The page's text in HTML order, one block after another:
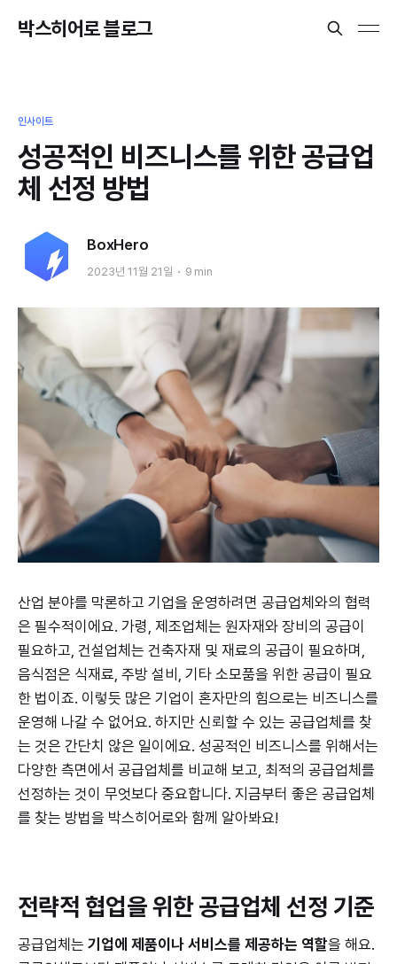
박스히어로 블로그
인사이트
성공적인 비즈니스를 위한 공급업
체 선정 방법
BoxHero
2023년 11월 21일 9 min
산업 분야를 막론하고 기업을 운영하려면 공급업체와의 협력
은 필수적이에요. 가령, 제조업체는 원자재와 장비의 공급이
필요하고, 건설업체는 건축자재 및 재료의 공급이 필요하며,
음식점은 식재료, 주방 설비, 기타 소모품을 위한 공급이 필요
한 법이죠. 이렇듯 많은 기업이 혼자만의 힘으로는 비즈니스를
운영해 나갈 수 없어요. 하지만 신뢰할 수 있는 공급업체를 찾
는 것은 간단치 않은 일이에요. 성공적인 비즈니스를 위해서는
다양한 측면에서 공급업체를 비교해 보고, 최적의 공급업체를
선정하는 것이 무엇보다 중요합니다. 지금부터 좋은 공급업체
를 찾는 방법을 박스히어로와 함께 알아봐요!
전략적 협업을 위한 공급업체 선정 기준
공급업체는 기업에 제품이나 서비스를 제공하는 역할을 해요.